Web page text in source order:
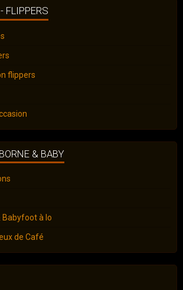
FLIPPERS
flippers
& BABY
Babyfoot à lo
de Café